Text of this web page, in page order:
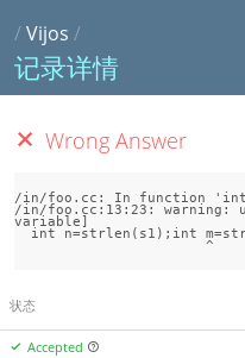
/Vijos /
记录详情
Wrong Answer
/in/foo.cc: In function
/in/foo.cc:13:23: warning:
variable]
状态
Accepted